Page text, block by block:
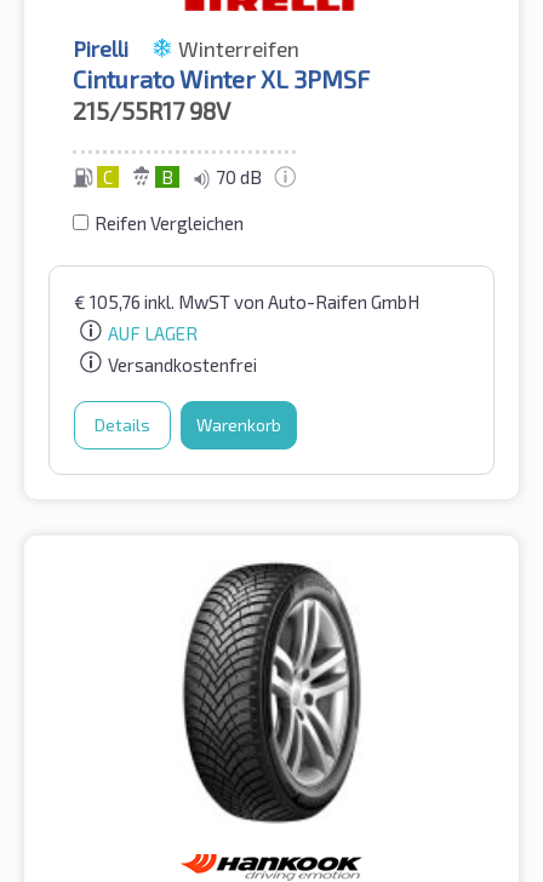
Pirelli Winterreifen
Cinturato Winter XL 3PMSF
215/55R17 98V
C B 70 dB
Reifen Vergleichen
€ 105,76 inkl. MwSTvon Auto-Raifen GmbH
AUF LAGER
Versandkostenfrei
Details Warenkorb